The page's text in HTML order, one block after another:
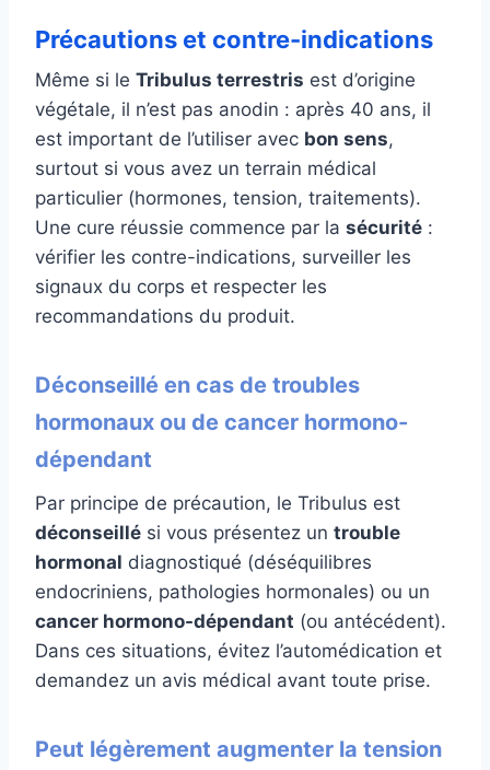
Précautions et contre-indications
Même si le Tribulus terrestris est d’origine
végétale, il n’est pas anodin : après 40 ans, il
est important de l’utiliser avec bon sens,
surtout si vous avez un terrain médical
particulier (hormones, tension, traitements).
Une cure réussie commence par la sécurité :
vérifier les contre-indications, surveiller les
signaux du corps et respecter les
recommandations du produit.
Déconseillé en cas de troubles
hormonaux ou de cancer hormono-
dépendant
Par principe de précaution, le Tribulus est
déconseillé si vous présentez un trouble
hormonal diagnostiqué (déséquilibres
endocriniens, pathologies hormonales) ou un
cancer hormono-dépendant (ou antécédent).
Dans ces situations, évitez l’automédication et
demandez un avis médical avant toute prise.
Peut légèrement augmenter la tension